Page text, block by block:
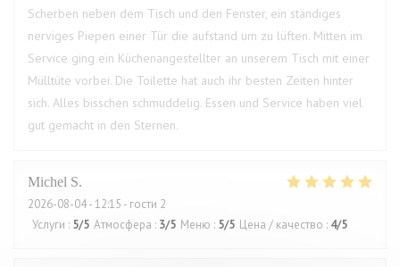
Scherben neben dem Tisch und den Fenster, ein ständiges
nerviges Piepen einer Tür die aufstand um zu lüften. Mitten im
Service ging ein Küchenangestellter an unserem Tisch mit einer
Mülltüte vorbei. Die Toilette hat auch ihr besten Zeiten hinter
sich. Alles bisschen schmuddelig. Essen und Service haben viel
gut gemacht in den Sternen.
Michel S
2026-08-04- 12:15 - гости 2
Услуги : 5/5 Атмосфера : 3/5 Меню : 5/5 Цена / качество : 4/5